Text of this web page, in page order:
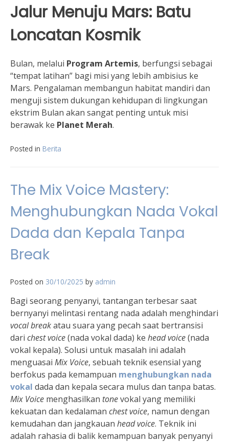
Jalur Menuju Mars: Batu
Loncatan Kosmik
Bulan, melalui Program Artemis, berfungsi sebagai
“tempat latihan” bagi misi yang lebih ambisius ke
Mars. Pengalaman membangun habitat mandiri dan
menguji sistem dukungan kehidupan di lingkungan
ekstrim Bulan akan sangat penting untuk misi
berawak ke Planet Merah.
Posted in Berita
The Mix Voice Mastery:
Menghubungkan Nada Vokal
Dada dan Kepala Tanpa
Break
Posted on 30/10/2025 by admin
Bagi seorang penyanyi, tantangan terbesar saat
bernyanyi melintasi rentang nada adalah menghindari
vocal breakatau suara yang pecah saat bertransisi
dari chest voice(nada vokal dada) ke head voice(nada
vokal kepala). Solusi untuk masalah ini adalah
menguasai Mix Voice, sebuah teknik esensial yang
berfokus pada kemampuan menghubungkan nada
vokal dada dan kepala secara mulus dan tanpa batas.
Mix Voice menghasilkan tonevokal yang memiliki
kekuatan dan kedalaman chest voice, namun dengan
kemudahan dan jangkauan head voice. Teknik ini
adalah rahasia di balik kemampuan banyak penyanyi